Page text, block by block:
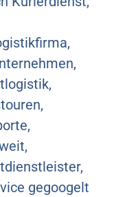
gegoogelt